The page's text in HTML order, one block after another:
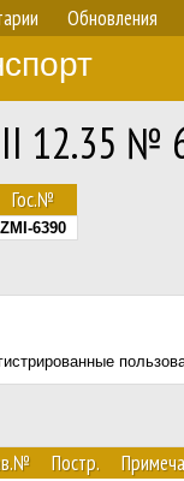
Обновления
II 12.35 №
Гос.№
ZMI-6390
Постр.